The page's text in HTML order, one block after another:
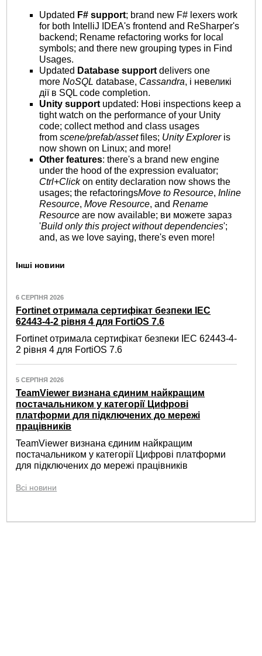
Updated F# support; brand new F# lexers work
for both IntelliJ IDEA's frontend and ReSharper's
backend; Rename refactoring works for local
symbols; and there new grouping types in Find
Usages.
Updated Database support delivers one
moreNoSQL database, Cassandra, і невеликі
дії в SQL code completion.
Unity support updated: Нові inspections keep a
tight watch on the performance of your Unity
code; collect method and class usages
fromscene/prefab/assetfiles; Unity Exploreris
now shown on Linux; and more!
Other features: there's a brand new engine
under the hood of the expression evaluator;
Ctrl+Clickon entity declaration now shows the
usages; the refactoringsMove to Resource, Inline
Resource,Move Resource, andRename
Resource are now available; ви можете зараз
'Build only this project without dependencies';
and, as we love saying, there's even more!
Інші новини
6 СЕРПНЯ 2026
Fortinet отримала сертифікат безпеки IEC
62443-4-2 рівня 4 для FortiOS 7.6
Fortinet отримала сертифікат безпеки IEC 62443-4-
2 рівня 4 для FortiOS 7.6
5 СЕРПНЯ 2026
TeamViewer визнана єдиним найкращим
постачальником у категорії Цифрові
платформи для підключених до мережі
працівників
TeamViewer визнана єдиним найкращим
постачальником у категорії Цифрові платформи
для підключених до мережі працівників
Всі новини